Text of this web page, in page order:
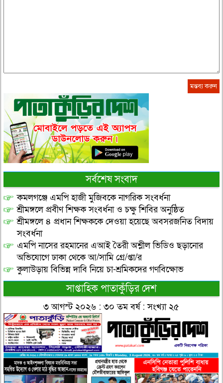
সর্বশেষ সংবাদ
কমলগঞ্জে এমপি হাজী মুজিবকে নাগরিক সংবর্ধনা
শ্রীমঙ্গলে প্রবীণ শিক্ষক সংবর্ধনা ও চক্ষু শিবির অনুষ্ঠিত
শ্রীমঙ্গলে ৪ প্রধান শিক্ষককে দেওয়া হয়েছে অবসরজনিত বিদায়
সংবর্ধনা
এমপি নাসের রহমানের এআই তৈরী অশ্লীল ভিডিও ছড়ানোর
অভিযোগে ঢাকা থেকে আ/সামি গ্রে/প্তা/র
কুলাউড়ায় বিভিন্ন দাবি নিয়ে চা-শ্রমিকদের গণবিক্ষোভ
সাপ্তাহিক পাতাকুঁড়ির দেশ
৩ আগস্ট ২০২৬ : ৩০ তম বর্ষ : সংখ্যা ২৫